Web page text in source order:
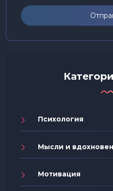
Психология
Мысли и
Мотивация